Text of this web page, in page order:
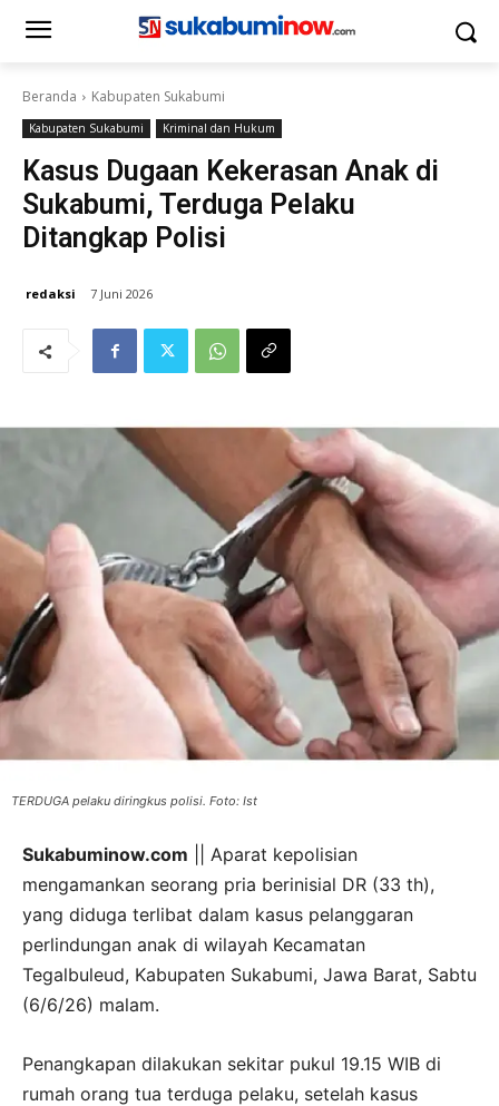
Beranda Kabupaten Sukabumi
Kabupaten Sukabumi Kriminal dan Hukum
Kasus Dugaan Kekerasan Anak di
Sukabumi, Terduga Pelaku
Ditangkap Polisi
redaksi 7 Juni 2026
TERDUGA pelaku diringkus polisi. Foto: Ist
Sukabuminow.com || Aparat kepolisian
mengamankan seorang pria berinisial DR (33 th),
yang diduga terlibat dalam kasus pelanggaran
perlindungan anak di wilayah Kecamatan
Tegalbuleud, Kabupaten Sukabumi, Jawa Barat, Sabtu
(6/6/26) malam.
Penangkapan dilakukan sekitar pukul 19.15 WIB di
rumah orang tua terduga pelaku, setelah kasus